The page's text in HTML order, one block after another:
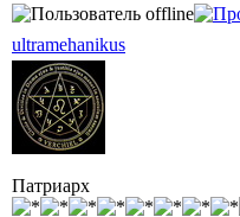
ultramehanikus
Патриарх